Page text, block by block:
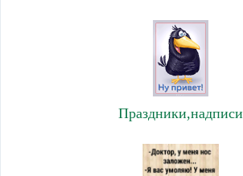
Праздники,надписи